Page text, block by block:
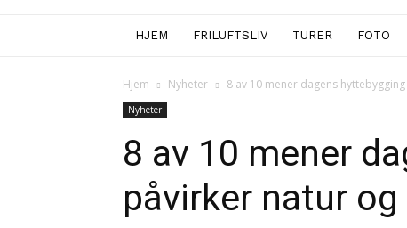
HJEM FRILUFTSLIV TURER FOTO
Hjem Nyheter 8 av 10 mener dagens
Nyheter
8 av 10 mener
påvirker natur